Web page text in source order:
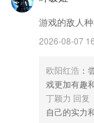
ADB模式 修复
新黄河客户端是济
度调查，突出可视
新增“台本标签”功
每日一语首页置顶
优化训练功能。
游戏的敌人
2026-08-07
欧阳红浩 ：
戏更加有趣
丁颖力 回复
自己的实力